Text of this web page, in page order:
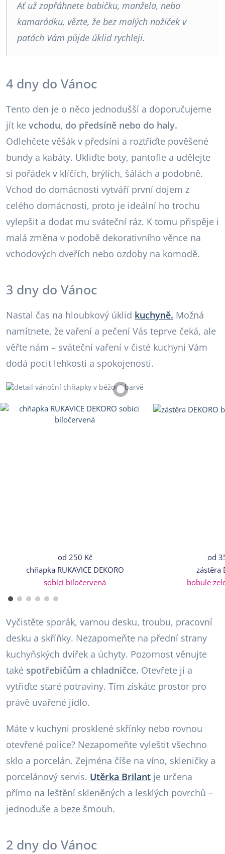
Ať už zapřáhnete babičku, manžela, nebo
kamarádku, vězte, že bez malých nožiček v
patách Vám půjde úklid rychleji.
4 dny do Vánoc
Tento den je o něco jednodušší a doporučujeme
jít ke vchodu, do předsíně nebo do haly.
Odlehčete věšák v předsíni a roztřiďte pověšené
bundy a kabáty. Ukliďte boty, pantofle a udělejte
si pořádek v klíčích, brýlích, šálách a podobně.
Vchod do domácnosti vytváří první dojem z
celého domácnosti, proto je ideální ho trochu
vylepšit a dodat mu sváteční ráz. K tomu přispěje i
malá změna v podobě dekorativního věnce na
vchodových dveřích nebo ozdoby na komodě.
3 dny do Vánoc
Nastal čas na hloubkový úklid kuchyně. Možná
namítnete, že vaření a pečení Vás teprve čeká, ale
věřte nám – sváteční vaření v čisté kuchyni Vám
dodá pocit lehkosti a spokojenosti.
od 250 Kč
chňapka RUKAVICE DEKORO
sobíci bíločervená
od
zástěra
bobule
Vyčistěte sporák, varnou desku, troubu, pracovní
desku a skříňky. Nezapomeňte na přední strany
kuchyňských dvířek a úchyty. Pozornost věnujte
také spotřebičům a chladničce. Otevřete ji a
vytřiďte staré potraviny. Tím získáte prostor pro
právě uvařené jídlo.
Máte v kuchyni prosklené skřínky nebo rovnou
otevřené police? Nezapomeňte vyleštit všechno
sklo a porcelán. Zejména číše na víno, skleničky a
porcelánový servis. Utěrka Brilant je určena
přímo na leštění skleněných a lesklých povrchů –
jednoduše a beze šmouh.
2 dny do Vánoc